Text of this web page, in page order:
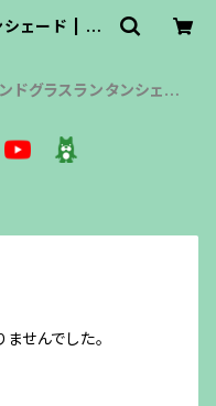
シェード | os
ドグラスランタンシェー
せんでした。